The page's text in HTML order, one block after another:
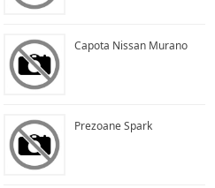
Capota Nissan Murano
Prezoane Spark